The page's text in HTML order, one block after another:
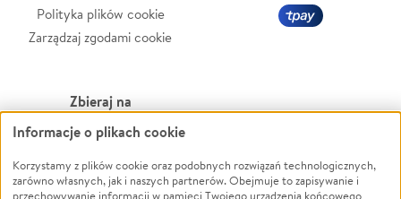
Polityka plików cookie
Zarządzaj zgodami cookie
Zbieraj na
Leczenie
Zwierzęta
Pożar
Powódź
Wichura
Informacje o plikach cookie
Korzystamy z plików cookie oraz podobnych rozwiązań technologicznych,
zarówno własnych, jak i naszych partnerów. Obejmuje to zapisywanie i